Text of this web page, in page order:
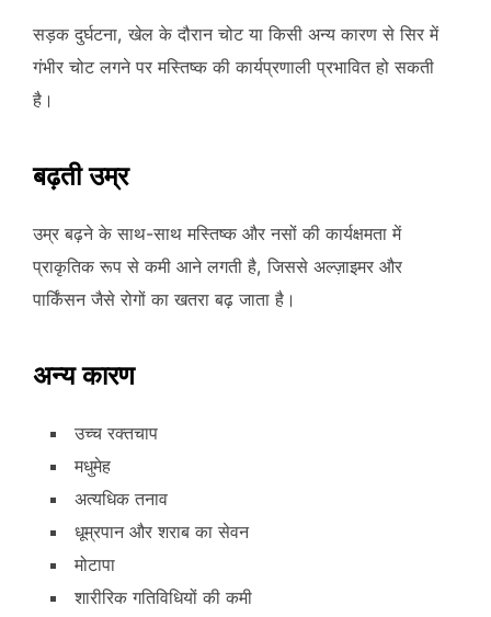
सड़क दुर्घटना, खेल के दौरान चोट या किसी अन्य कारण से सिर में
गंभीर चोट लगने पर मस्तिष्क की कार्यप्रणाली प्रभावित हो सकती
है।
बढ़ती उम्र
उम्र बढ़ने के साथ-साथ मस्तिष्क और नसों की कार्यक्षमता में
प्राकृतिक रूप से कमी आने लगती है, जिससे अल्ज़ाइमर और
पार्किंसन जैसे रोगों का खतरा बढ़ जाता है।
अन्य कारण
उच्च रक्तचाप
मधुमेह
अत्यधिक तनाव
धूम्रपान और शराब का सेवन
मोटापा
शारीरिक गतिविधियों की कमी